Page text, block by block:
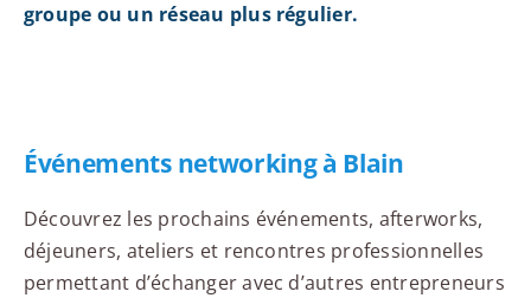
groupe ou un réseau plus régulier.
Événements networking à Blain
Découvrez les prochains événements, afterworks,
déjeuners, ateliers et rencontres professionnelles
permettant d’échanger avec d’autres entrepreneurs